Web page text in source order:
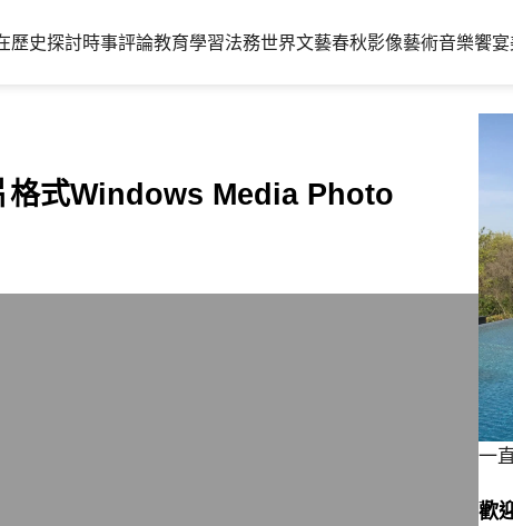
歷史探討時事評論教育學習法務世界文藝春秋影像藝術音樂饗宴
格式Windows Media Photo
一
歡